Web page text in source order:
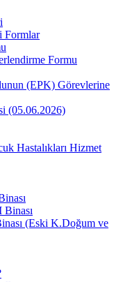
Formlar
Formu
(EPK) Görevlerine
(05.06.2026)
Hastalıkları Hizmet
(Eski K.Doğum ve